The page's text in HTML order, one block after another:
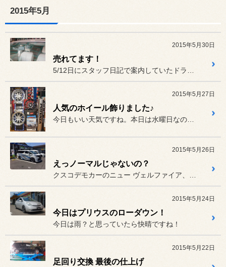
2015年5月
2015年5月30日
売れてます！
2015年5月27日
人気のホイール飾りました♪
2015年5月26日
えっノーマルじゃないの？
クスコデモカーのニュー ヴェルファイア、試乗しました！
2015年5月24日
今日はプリウスのローダウン！
今日は雨？と思っていたら快晴ですね！
2015年5月22日
足回り交換 最後の仕上げ